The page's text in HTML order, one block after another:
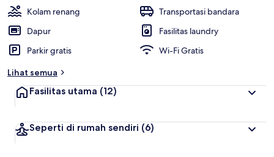
Kolam renang
Transportasi bandara
Dapur
Fasilitas laundry
Parkir gratis
Wi-Fi Gratis
Lihat semua
Fasilitas utama (12)
Seperti di rumah sendiri (6)